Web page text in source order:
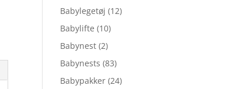
Babylegetøj (12)
Babylifte (10)
Babynest (2)
Babynests (83)
Babypakker (24)